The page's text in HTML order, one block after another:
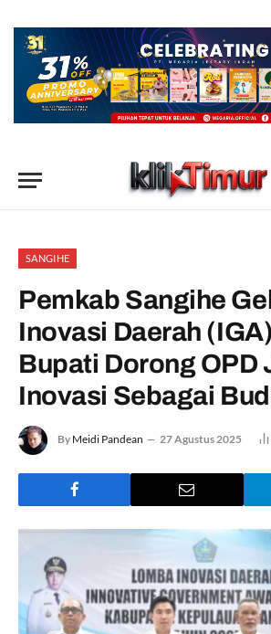
SANGIHE
Pemkab Sangihe
Inovasi Daerah
Bupati Dorong OPD
Inovasi Sebagai
By Meidi Pandean 27 Agustus 2025